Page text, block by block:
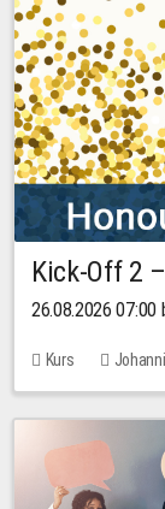
Kick-Off 2
26.08.2026 07:00
Kurs
Keine freien